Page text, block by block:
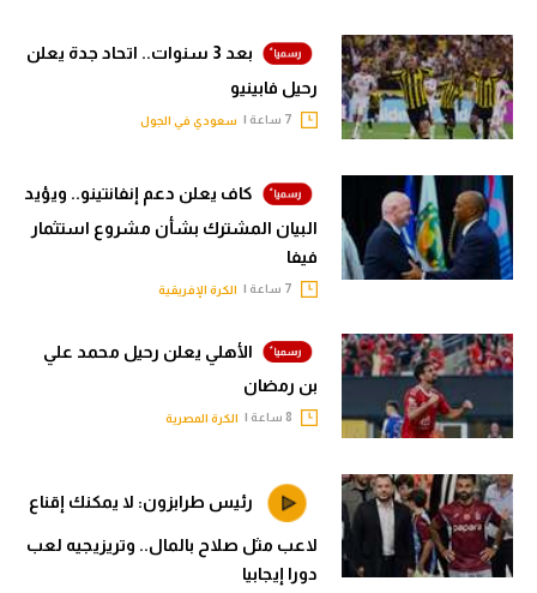
بعد 3 سنوات.. اتحاد جدة يعلن
رحيل فابينيو
سعودي في الجول
كاف يعلن دعم إنفانتينو.. ويؤيد
البيان المشترك بشأن مشروع استثمار
فيفا
الكرة الإفريقية
الأهلي يعلن رحيل محمد علي
بن رمضان
الكرة المصرية
رئيس طرابزون: لا يمكنك إقناع
لاعب مثل صلاح بالمال.. وتريزيجيه لعب
دورا إيجابيا